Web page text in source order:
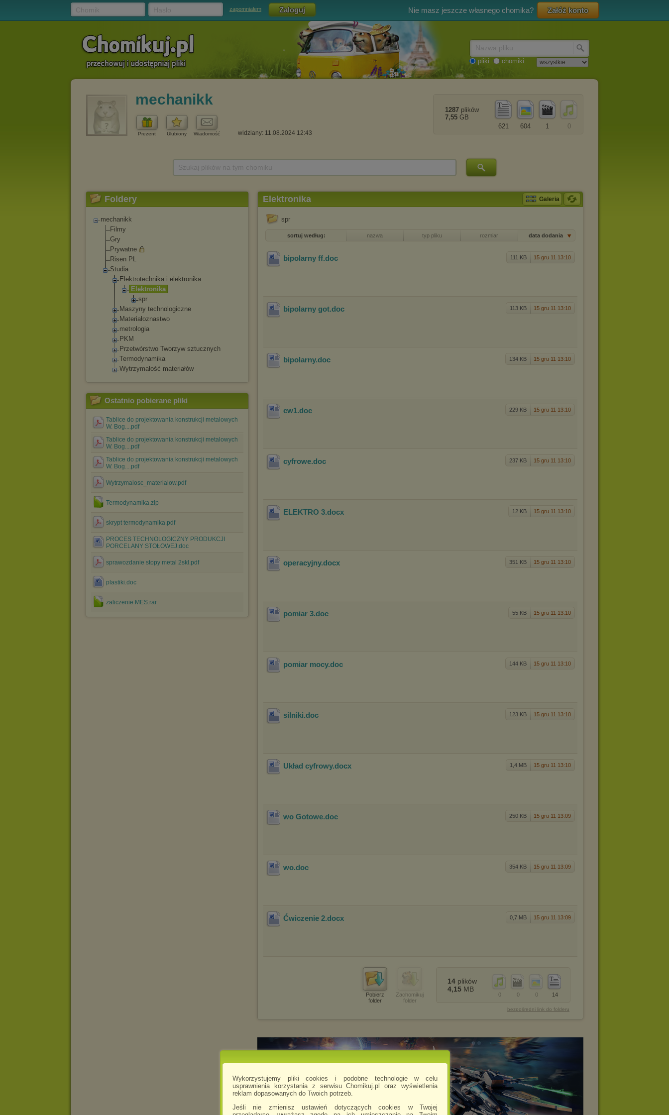
Wykorzystujemy pliki cookies i podobne technologie w celu
usprawnienia korzystania z serwisu Chomikuj.pl oraz wyświetlenia
reklam dopasowanych do Twoich potrzeb.
Jeśli nie zmienisz ustawień dotyczących cookies w Twojej
zapomniałem Nie masz jeszcze własnego chomika? Załóż konto
pliki chomiki
mechanikk
Prezent Ulubiony Wiadomość widziany: 11.08.2024 12:43
0
1
604
621
1287 plików
7,55 GB
Foldery
mechanikk
Filmy
Gry
Prywatne
Risen PL
Studia
Elektrotechnika i elektronika
Elektronika
spr
Maszyny technologiczne
Materiałoznastwo
metrologia
PKM
Przetwórstwo Tworzyw sztucznych
Termodynamika
Wytrzymałość materiałów
Ostatnio pobierane pliki
Tablice do projektowania konstrukcji metalowych
W. Bog....pdf
Tablice do projektowania konstrukcji metalowych
W. Bog....pdf
Tablice do projektowania konstrukcji metalowych
W. Bog....pdf
Wytrzymalosc_materialow.pdf
Termodynamika.zip
skrypt termodynamika.pdf
PROCES TECHNOLOGICZNY PRODUKCJI
PORCELANY STOŁOWEJ.doc
sprawozdanie stopy metal 2skl.pdf
plastiki.doc
zaliczenie MES.rar
Elektronika Galeria
spr
sortuj według: nazwa typ pliku rozmiar data dodania
111 KB 15 gru 11 13:10
bipolarny ff.doc
113 KB 15 gru 11 13:10
bipolarny got.doc
134 KB 15 gru 11 13:10
bipolarny.doc
229 KB 15 gru 11 13:10
cw1.doc
237 KB 15 gru 11 13:10
cyfrowe.doc
12 KB 15 gru 11 13:10
ELEKTRO 3.docx
351 KB 15 gru 11 13:10
operacyjny.docx
55 KB 15 gru 11 13:10
pomiar 3.doc
144 KB 15 gru 11 13:10
pomiar mocy.doc
123 KB 15 gru 11 13:10
silniki.doc
1,4 MB 15 gru 11 13:10
Układ cyfrowy.docx
250 KB 15 gru 11 13:09
wo Gotowe.doc
354 KB 15 gru 11 13:09
wo.doc
0,7 MB 15 gru 11 13:09
Ćwiczenie 2.docx
Pobierz
folder
Zachomikuj
folder
14
0
0
0
14 plików
4,15 MB
bezpośredni link do folderu